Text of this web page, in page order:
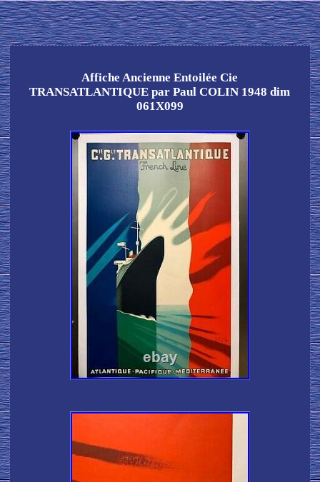
Affiche Ancienne Entoilée Cie
TRANSATLANTIQUE par Paul COLIN 1948 dim
061X099